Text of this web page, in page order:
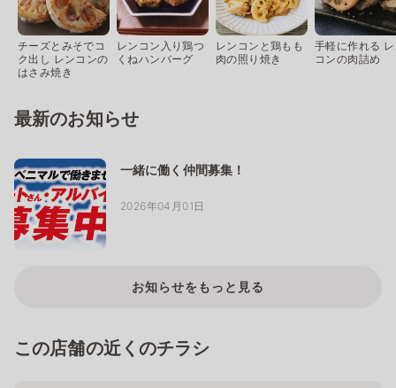
チーズとみそでコ
ク出し レンコンの
はさみ焼き
レンコン入り鶏つ
くねハンバーグ
レンコンと鶏もも
肉の照り焼き
手軽に作れる
コンの肉詰め
最新のお知らせ
一緒に働く仲間募集！
2026年04月01日
お知らせをもっと見る
この店舗の近くのチラシ